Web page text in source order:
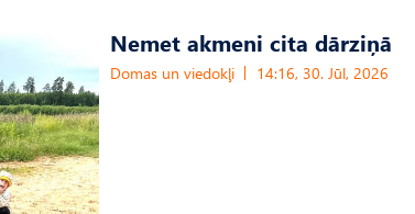
Nemet akmeni cita dārziņā
Domas un viedokļi 14:16, 30. Jūl, 2026